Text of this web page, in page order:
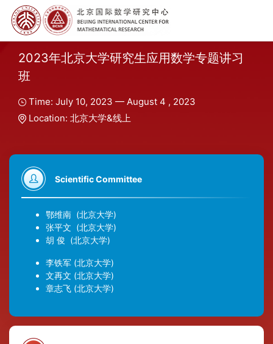
2023年北京大学研究生应用数学专题讲习
班
Time: July 10, 2023 — August 4 , 2023
Location: 北京大学&线上
Scientific Committee
鄂维南 (北京大学)
张平文 (北京大学)
胡 俊 (北京大学)
李铁军 (北京大学)
文再文 (北京大学)
章志飞 (北京大学)